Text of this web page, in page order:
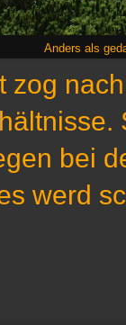
Anders als
zog
bei
werd